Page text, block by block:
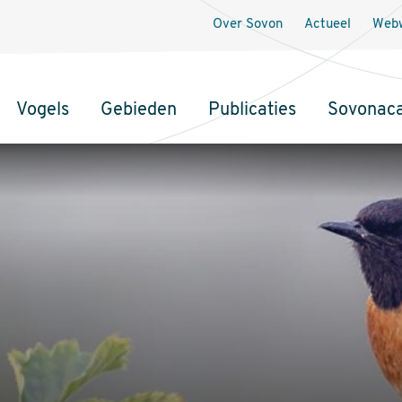
Vogels Gebieden Publicaties
Over Sovon Actueel